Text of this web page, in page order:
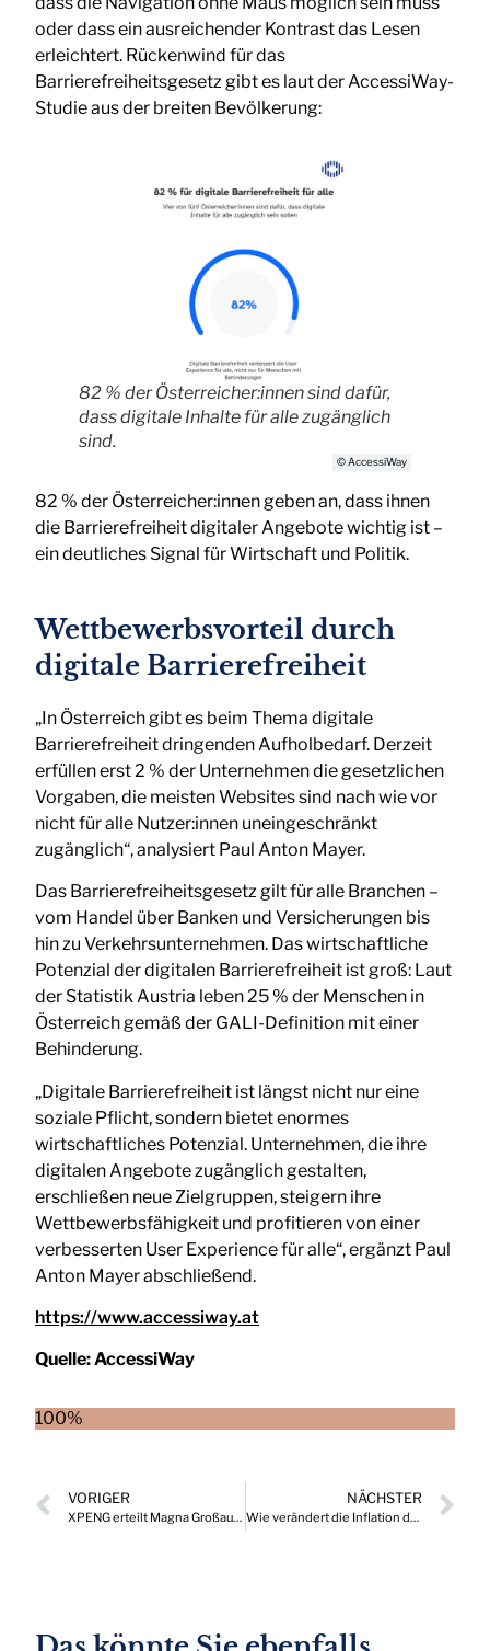
oder dass ein ausreichender Kontrast das Lesen
erleichtert. Rückenwind für das
Barrierefreiheitsgesetz gibt es laut der AccessiWay-
Studie aus der breiten Bevölkerung:
82 % der Österreicher:innen sind dafür,
dass digitale Inhalte für alle zugänglich
sind.
© AccessiWay
82 % der Österreicher:innen geben an, dass ihnen
die Barrierefreiheit digitaler Angebote wichtig ist –
ein deutliches Signal für Wirtschaft und Politik.
Wettbewerbsvorteil durch
digitale Barrierefreiheit
„In Österreich gibt es beim Thema digitale
Barrierefreiheit dringenden Aufholbedarf. Derzeit
erfüllen erst 2 % der Unternehmen die gesetzlichen
Vorgaben, die meisten Websites sind nach wie vor
nicht für alle Nutzer:innen uneingeschränkt
zugänglich“, analysiert Paul Anton Mayer.
Das Barrierefreiheitsgesetz gilt für alle Branchen –
vom Handel über Banken und Versicherungen bis
hin zu Verkehrsunternehmen. Das wirtschaftliche
Potenzial der digitalen Barrierefreiheit ist groß: Laut
der Statistik Austria leben 25 % der Menschen in
Österreich gemäß der GALI-Definition mit einer
Behinderung.
„Digitale Barrierefreiheit ist längst nicht nur eine
soziale Pflicht, sondern bietet enormes
wirtschaftliches Potenzial. Unternehmen, die ihre
digitalen Angebote zugänglich gestalten,
erschließen neue Zielgruppen, steigern ihre
Wettbewerbsfähigkeit und profitieren von einer
verbesserten User Experience für alle“, ergänzt Paul
Anton Mayer abschließend.
https://www.accessiway.at
Quelle:AccessiWay
100%
VORIGER
XPENG erteilt Magna Großauftrag für Elektrofahrzeuge
NÄCHSTER
Wie verändert die Inflation das Einkaufsverhalten der Österreicher?